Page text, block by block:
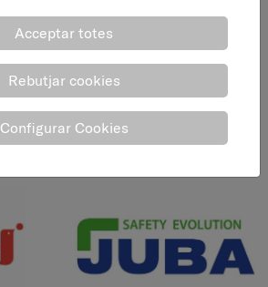
Acceptar totes
Rebutjar cookies
Configurar Cookies